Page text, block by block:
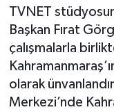
TVNET
Başkan Fırat
çalışmalarla
olarak
Merkezi’nde